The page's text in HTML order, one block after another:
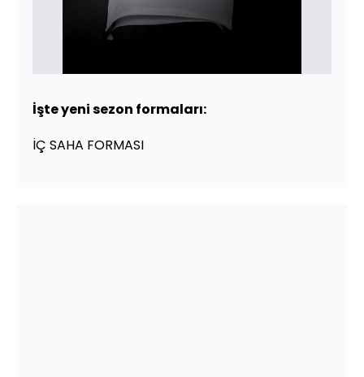
İşte yeni sezon formaları:
İÇ SAHA FORMASI